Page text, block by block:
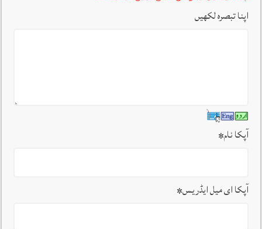
اپنا تبصرہ لکھیں
آپکا نام*
آپکا ای میل ایڈریس*